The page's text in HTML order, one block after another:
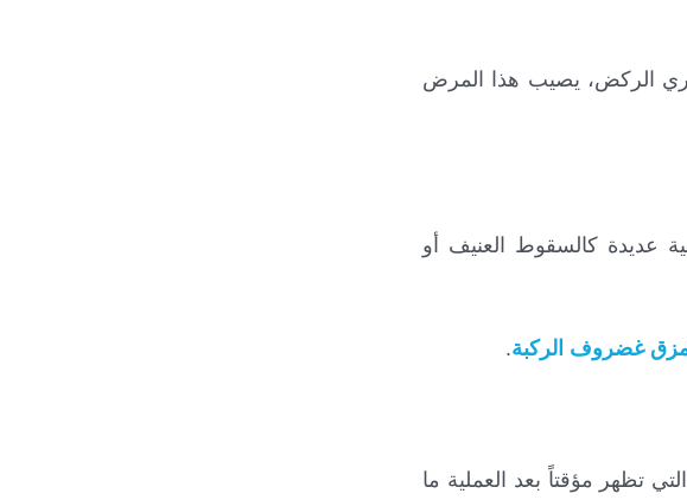
الركض، يصيب هذا المرض
عديدة كالسقوط العنيف أو
غضروف الركبة.
تظهر مؤقتاً بعد العملية ما